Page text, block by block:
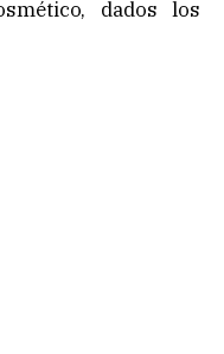
dados los